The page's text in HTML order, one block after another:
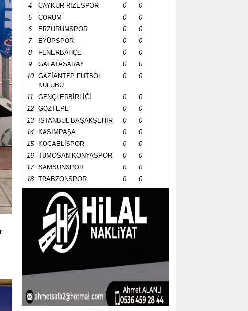
4 ÇAYKUR RİZESPOR 0
0
5
ÇORUM 0
0
6
ERZURUMSPOR 0
0
7
EYÜPSPOR 0
0
8
FENERBAHÇE 0
0
9
GALATASARAY 0
0
10
GAZİANTEP FUTBOL
KULÜBÜ
0 0
11 GENÇLERBİRLİĞİ 0
0
12
GÖZTEPE 0
0
13
İSTANBUL BAŞAKŞEHİR 0
0
14
KASIMPAŞA 0
0
15
KOCAELİSPOR 0
0
16
TÜMOSAN KONYASPOR 0
0
17
SAMSUNSPOR 0
0
18
TRABZONSPOR 0 0